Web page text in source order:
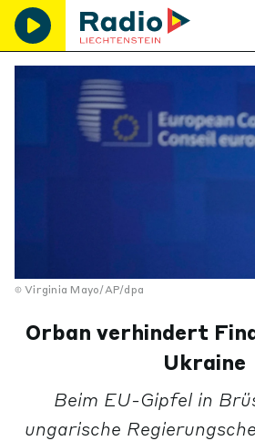
Virginia Mayo/AP/dpa
Orban verhindert
Ukraine
Beim EU-Gipfel in
ungarische